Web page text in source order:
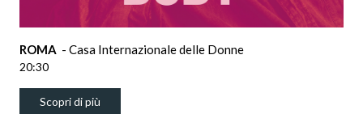
ROMA - Casa Internazionale delle Donne
20:30
Scopri di più